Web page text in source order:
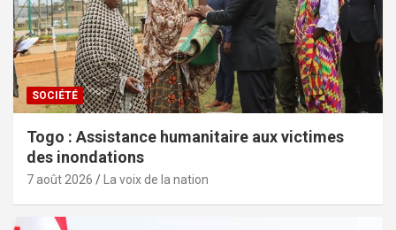
SOCIÉTÉ
Togo : Assistance humanitaire aux victimes
des inondations
7 août 2026 La voix de la nation